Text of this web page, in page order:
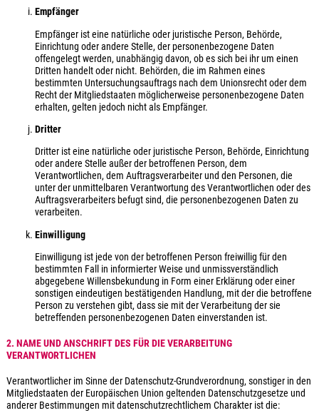
Empfänger
Empfänger ist eine natürliche oder juristische Person, Behörde,
Einrichtung oder andere Stelle, der personenbezogene Daten
offengelegt werden, unabhängig davon, ob es sich bei ihr um einen
Dritten handelt oder nicht. Behörden, die im Rahmen eines
bestimmten Untersuchungsauftrags nach dem Unionsrecht oder dem
Recht der Mitgliedstaaten möglicherweise personenbezogene Daten
erhalten, gelten jedoch nicht als Empfänger.
Dritter
Dritter ist eine natürliche oder juristische Person, Behörde, Einrichtung
oder andere Stelle außer der betroffenen Person, dem
Verantwortlichen, dem Auftragsverarbeiter und den Personen, die
unter der unmittelbaren Verantwortung des Verantwortlichen oder des
Auftragsverarbeiters befugt sind, die personenbezogenen Daten zu
verarbeiten.
Einwilligung
Einwilligung ist jede von der betroffenen Person freiwillig für den
bestimmten Fall in informierter Weise und unmissverständlich
abgegebene Willensbekundung in Form einer Erklärung oder einer
sonstigen eindeutigen bestätigenden Handlung, mit der die betroffene
Person zu verstehen gibt, dass sie mit der Verarbeitung der sie
betreffenden personenbezogenen Daten einverstanden ist.
2. NAME UND ANSCHRIFT DES FÜR DIE VERARBEITUNG
VERANTWORTLICHEN
Verantwortlicher im Sinne der Datenschutz-Grundverordnung, sonstiger in den
Mitgliedstaaten der Europäischen Union geltenden Datenschutzgesetze und
anderer Bestimmungen mit datenschutzrechtlichem Charakter ist die: